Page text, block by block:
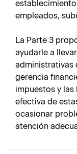
empleados,
La Parte 3
ayudarle a
administrativas
gerencia
impuestos y las
efectiva de
ocasionar
atención